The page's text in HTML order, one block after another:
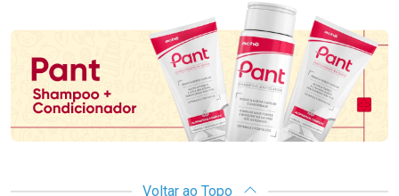
Promoção em Destaque
Voltar ao Topo